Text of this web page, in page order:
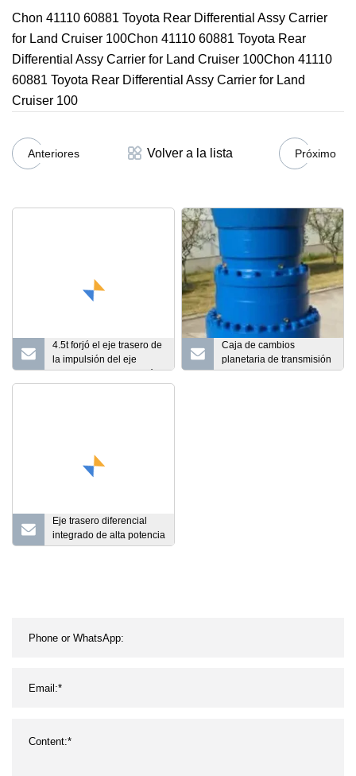
Chon 41110 60881 Toyota Rear Differential Assy Carrier
for Land Cruiser 100Chon 41110 60881 Toyota Rear
Differential Assy Carrier for Land Cruiser 100Chon 41110
60881 Toyota Rear Differential Assy Carrier for Land
Cruiser 100
Anteriores Volver a la lista Próximo
4.5t forjó el eje trasero de
la impulsión del eje
delantero de la dirección
Caja de cambios
planetaria de transmisión
recta de alto par para
Eje trasero diferencial
integrado de alta potencia
adecuado para carritos